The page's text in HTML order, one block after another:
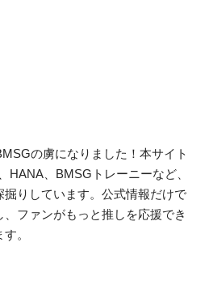
の虜になりました！本サイト
HANA、BMSGトレーニーなど、
りしています。公式情報だけで
ファンがもっと推しを応援でき
。